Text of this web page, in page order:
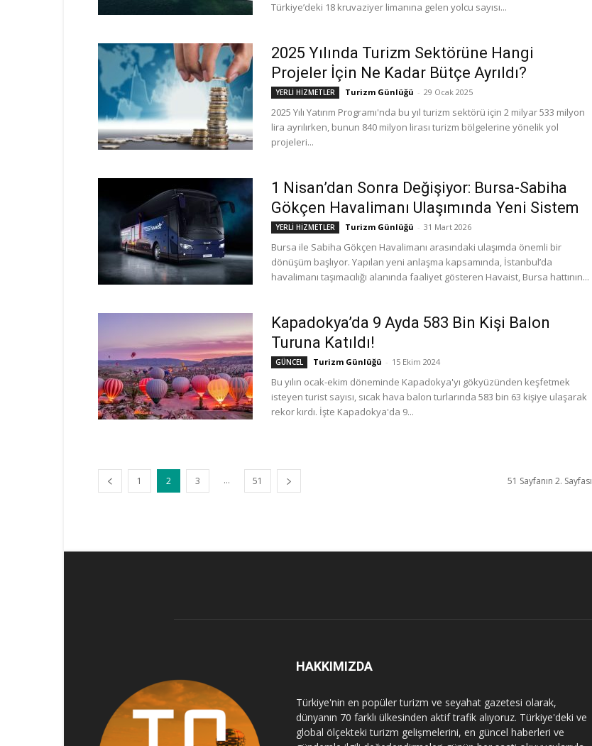
Türkiye’deki 18 kruvaziyer limanına gelen yolcu sayısı...
2025 Yılında Turizm Sektörüne Hangi
Projeler İçin Ne Kadar Bütçe Ayrıldı?
YERLİ HİZMETLER Turizm Günlüğü - 29 Ocak 2025
2025 Yılı Yatırım Programı'nda bu yıl turizm sektörü için 2 milyar 533 milyon
lira ayrılırken, bunun 840 milyon lirası turizm bölgelerine yönelik yol
projeleri...
1 Nisan’dan Sonra Değişiyor: Bursa-Sabiha
Gökçen Havalimanı Ulaşımında Yeni Sistem
YERLİ HİZMETLER Turizm Günlüğü - 31 Mart 2026
Bursa ile Sabiha Gökçen Havalimanı arasındaki ulaşımda önemli bir
dönüşüm başlıyor. Yapılan yeni anlaşma kapsamında, İstanbul’da
havalimanı taşımacılığı alanında faaliyet gösteren Havaist, Bursa hattının...
Kapadokya’da 9 Ayda 583 Bin Kişi Balon
Turuna Katıldı!
GÜNCEL Turizm Günlüğü - 15 Ekim 2024
Bu yılın ocak-ekim döneminde Kapadokya'yı gökyüzünden keşfetmek
isteyen turist sayısı, sıcak hava balon turlarında 583 bin 63 kişiye ulaşarak
rekor kırdı. İşte Kapadokya'da 9...
1 2 3 ... 51 51 Sayfanın 2. Sayfası
HAKKIMIZDA
Türkiye'nin en popüler turizm ve seyahat gazetesi olarak,
dünyanın 70 farklı ülkesinden aktif trafik alıyoruz. Türkiye'deki ve
global ölçekteki turizm gelişmelerini, en güncel haberleri ve